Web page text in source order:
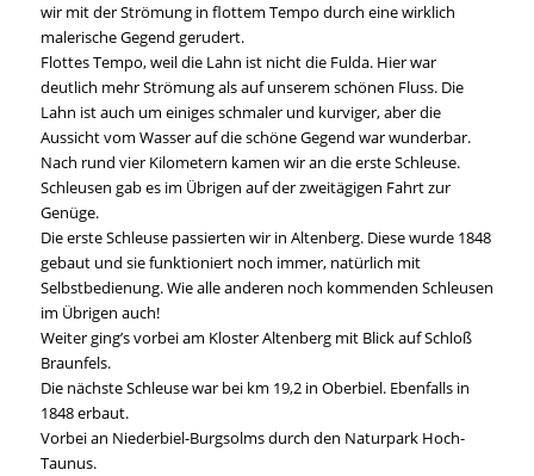
wir mit der Strömung in flottem Tempo durch eine wirklich
malerische Gegend gerudert.
Flottes Tempo, weil die Lahn ist nicht die Fulda. Hier war
deutlich mehr Strömung als auf unserem schönen Fluss. Die
Lahn ist auch um einiges schmaler und kurviger, aber die
Aussicht vom Wasser auf die schöne Gegend war wunderbar.
Nach rund vier Kilometern kamen wir an die erste Schleuse.
Schleusen gab es im Übrigen auf der zweitägigen Fahrt zur
Genüge.
Die erste Schleuse passierten wir in Altenberg. Diese wurde 1848
gebaut und sie funktioniert noch immer, natürlich mit
Selbstbedienung. Wie alle anderen noch kommenden Schleusen
im Übrigen auch!
Weiter ging’s vorbei am Kloster Altenberg mit Blick auf Schloß
Braunfels.
Die nächste Schleuse war bei km 19,2 in Oberbiel. Ebenfalls in
1848 erbaut.
Vorbei an Niederbiel-Burgsolms durch den Naturpark Hoch-
Taunus.